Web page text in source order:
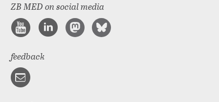
ZB MED on social media
feedback